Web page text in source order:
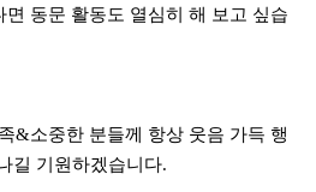
동문 활동도 열심히 해 보고 싶습
&소중한 분들께 항상 웃음 가득 행
길 기원하겠습니다.